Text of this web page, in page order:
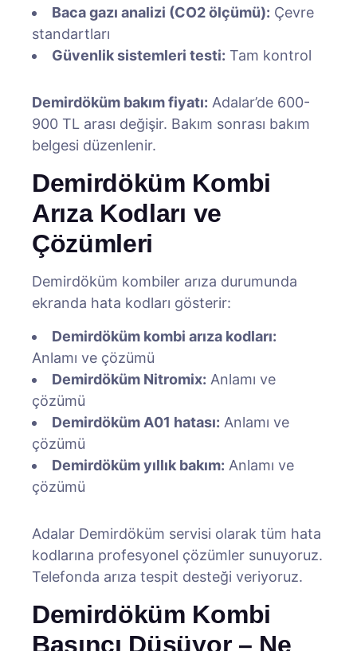
Baca gazı analizi (CO2 ölçümü): Çevre
standartları
Güvenlik sistemleri testi: Tam kontrol
Demirdöküm bakım fiyatı: Adalar’de 600-
900 TL arası değişir. Bakım sonrası bakım
belgesi düzenlenir.
Demirdöküm Kombi
Arıza Kodları ve
Çözümleri
Demirdöküm kombiler arıza durumunda
ekranda hata kodları gösterir:
Demirdöküm kombi arıza kodları:
Anlamı ve çözümü
Demirdöküm Nitromix: Anlamı ve
çözümü
Demirdöküm A01 hatası: Anlamı ve
çözümü
Demirdöküm yıllık bakım: Anlamı ve
çözümü
Adalar Demirdöküm servisi olarak tüm hata
kodlarına profesyonel çözümler sunuyoruz.
Telefonda arıza tespit desteği veriyoruz.
Demirdöküm Kombi
Basıncı Düşüyor – Ne